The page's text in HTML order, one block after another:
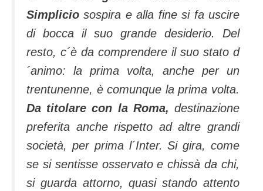
Simplicio sospira e alla fine si fa uscire
di bocca il suo grande desiderio. Del
resto, c´è da comprendere il suo stato d
´animo: la prima volta, anche per un
trentunenne, è comunque la prima volta.
Da titolare con la Roma, destinazione
preferita anche rispetto ad altre grandi
società, per prima l´Inter. Si gira, come
se si sentisse osservato e chissà da chi,
si guarda attorno, quasi stando attento